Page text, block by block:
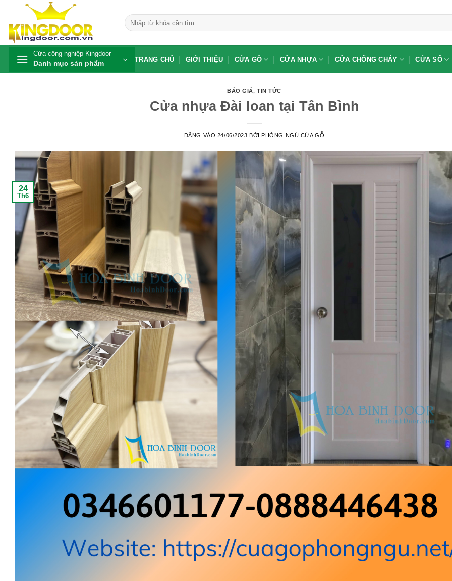
nội
dung
Tìm
kiếm:
Cửa công nghiệp Kingdoor
Danh mục sản phẩm TRANG CHỦ GIỚI THIỆU CỬA GỖ CỬA NHỰA CỬA CHỐNG CHÁY CỬA SỔ
BÁO GIÁ,TIN TỨC
Cửa nhựa Đài loan tại Tân Bình
ĐĂNG VÀO 24/06/2023 BỞIPHÒNG NGỦ CỬA GỖ
24
Th6